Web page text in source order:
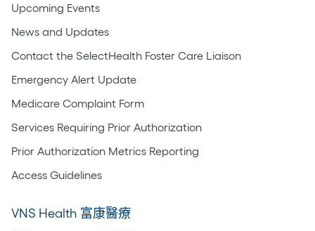
Upcoming Events
News and Updates
Contact the SelectHealth Foster Care Liaison
Emergency Alert Update
Medicare Complaint Form
Services Requiring Prior Authorization
Prior Authorization Metrics Reporting
Access Guidelines
VNS Health 富康醫療